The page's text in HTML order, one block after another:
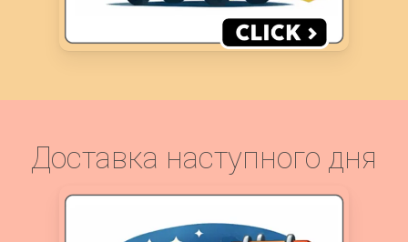
Доставка наступного дня